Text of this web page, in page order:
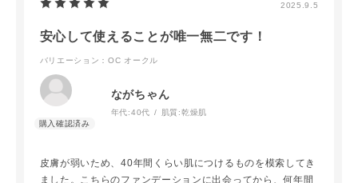
2025.9.5
安心して使えることが唯一無二です！
バリエーション：OC オークル
ながちゃん
年代:40代 肌質:乾燥肌
皮膚が弱いため、40年間くらい肌につけるものを模索してき
ました。こちらのファンデーションに出会ってから、何年間